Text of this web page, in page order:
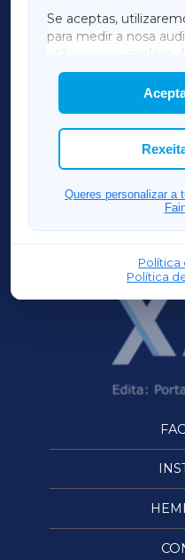
Se aceptas,
para medir a nosa
utilizaremos
cookies
mostrar publicidade
Así mesmo, podes
cookies que desexas
Queres personalizar a
Política
Política